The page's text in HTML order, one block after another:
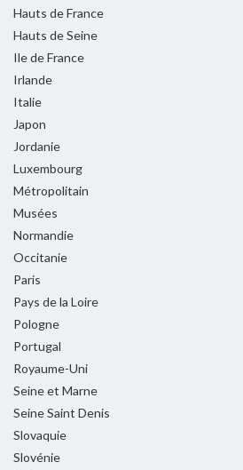
Hauts de France
Hauts de Seine
Ile de France
Irlande
Italie
Japon
Jordanie
Luxembourg
Métropolitain
Musées
Normandie
Occitanie
Paris
Pays de la Loire
Pologne
Portugal
Royaume-Uni
Seine et Marne
Seine Saint Denis
Slovaquie
Slovénie